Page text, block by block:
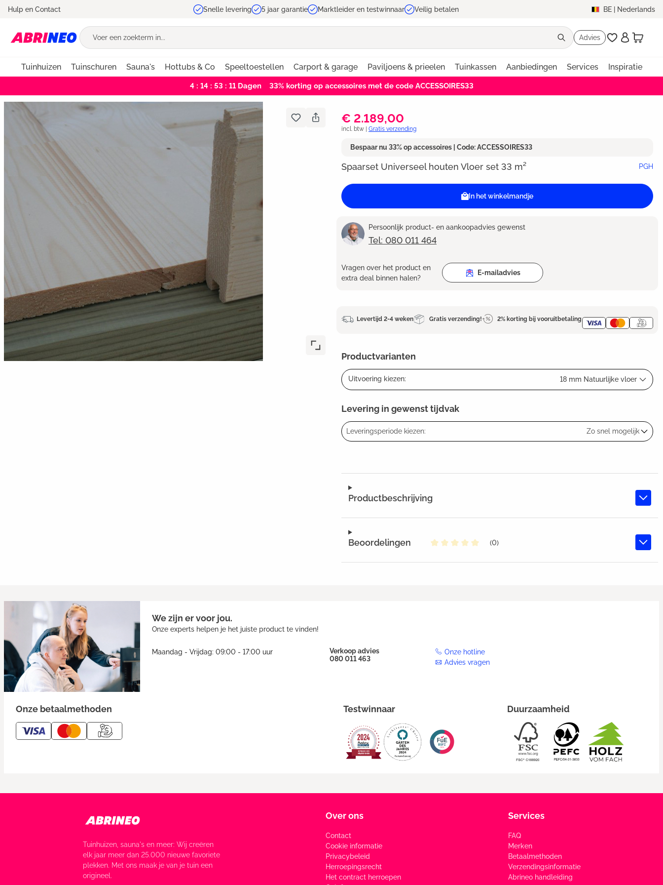
Ga naar de hoofdnavigatie
Hulp en Contact Snelle levering 5 jaar garantie Marktleider en testwinnaar Veilig betalen BE | Nederlands
Advies
Tuinhuizen Tuinschuren Sauna's Hottubs & Co Speeltoestellen Carport & garage Paviljoens & prieelen Tuinkassen Aanbiedingen Services Inspiratie
4 : 14 : 53 : 11Dagen 33% korting op accessoires met de code ACCESSOIRES33
Bildergalerie überspringen
€ 2.189,00
incl. btw | Gratis verzending
Bespaar nu 33% op accessoires | Code: ACCESSOIRES33
Spaarset Universeel houten Vloer set 33 m² PGH
In het winkelmandje
Persoonlijk product- en aankoopadvies gewenst
Tel: 080 011 464
Vragen over het product en
extra deal binnen halen?
E-mailadvies
Levertijd 2-4 weken Gratis verzending! 2% korting bij vooruitbetaling
Productvarianten
Uitvoering kiezen: 18 mm Natuurlijke vloer
Levering in gewenst tijdvak
Leveringsperiode kiezen: Zo snel mogelijk
Productbeschrijving
Beoordelingen
(0)
We zijn er voor jou.
Onze experts helpen je het juiste product te vinden!
Maandag - Vrijdag: 09:00 - 17:00 uur
Verkoop advies
080 011 463
Onze hotline
Advies vragen
Onze betaalmethoden Testwinnaar Duurzaamheid
Tuinhuizen, sauna's en meer: Wij creëren
elk jaar meer dan 25.000 nieuwe favoriete
plekken. Met ons maak je van je tuin een
origineel.
Over ons
Contact
Cookie informatie
Privacybeleid
Herroepingsrecht
Het contract herroepen
Services
FAQ
Merken
Betaalmethoden
Verzendingsinformatie
Abrineo handleiding